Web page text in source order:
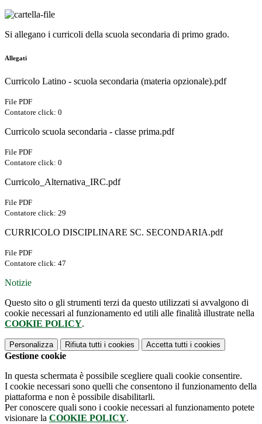
Si allegano i curricoli della scuola secondaria di primo grado.
Allegati
Curricolo Latino - scuola secondaria (materia opzionale).pdf
File PDF
Contatore click: 0
Curricolo scuola secondaria - classe prima.pdf
File PDF
Contatore click: 0
Curricolo_Alternativa_IRC.pdf
File PDF
Contatore click: 29
CURRICOLO DISCIPLINARE SC. SECONDARIA.pdf
File PDF
Contatore click: 47
Notizie
Questo sito o gli strumenti terzi da questo utilizzati si avvalgono di
cookie necessari al funzionamento ed utili alle finalità illustrate nella
COOKIE POLICY.
Personalizza Rifiuta tutti i cookies Accetta tutti i cookies
Gestione cookie
In questa schermata è possibile scegliere quali cookie consentire.
I cookie necessari sono quelli che consentono il funzionamento della
piattaforma e non è possibile disabilitarli.
Per conoscere quali sono i cookie necessari al funzionamento potete
visionare la COOKIE POLICY.